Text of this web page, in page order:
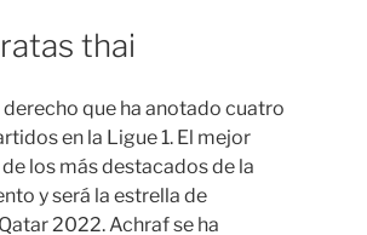
thai
derecho que ha anotado cuatro
en la Ligue 1. El mejor
los más destacados de la
y será la estrella de
2022. Achraf se ha